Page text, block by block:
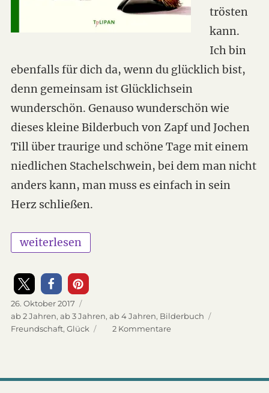
trösten
kann.
Ich bin
ebenfalls für dich da, wenn du glücklich bist,
denn gemeinsam ist Glücklichsein
wunderschön. Genauso wunderschön wie
dieses kleine Bilderbuch von Zapf und Jochen
Till über traurige und schöne Tage mit einem
niedlichen Stachelschwein, bei dem man nicht
anders kann, man muss es einfach in sein
Herz schließen.
„Ich bin für dich da!“
weiterlesen
Veröffentlicht
am
26. Oktober 2017
Kategorien
ab 2 Jahren, ab 3 Jahren, ab 4 Jahren, Bilderbuch
Schlagwörter
Freundschaft, Glück 2 Kommentarezu
dich